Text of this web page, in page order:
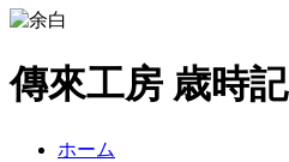
傳來工房 歳時記
ホーム